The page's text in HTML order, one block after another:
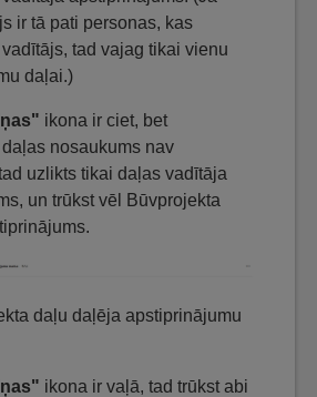
ir tā pati personas, kas
tad vajag tikai vienu
daļai.)
ikona ir ciet, bet
nosaukums nav
uzlikts tikai daļas vadītāja
un trūkst vēl Būvprojekta
daļu daļēja apstiprinājumu
ikona ir vaļā, tad trūkst abi